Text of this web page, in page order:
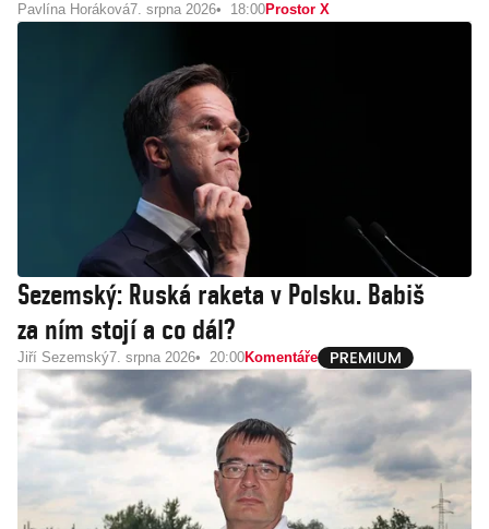
Pavlína Horáková7. srpna 2026 18:00Prostor X
Sezemský: Ruská raketa v Polsku. Babiš
za ním stojí a co dál?
Jiří Sezemský7. srpna 2026 20:00Komentáře